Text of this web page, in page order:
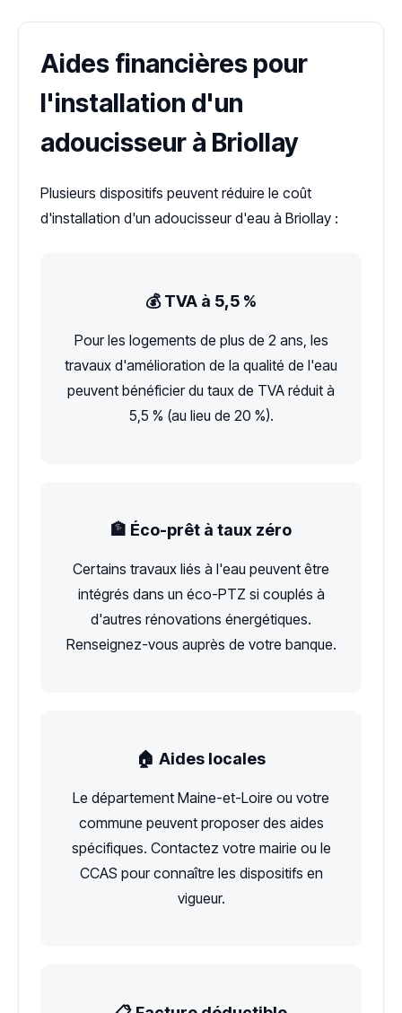
Aides financières pour
l'installation d'un
adoucisseur à Briollay
Plusieurs dispositifs peuvent réduire le coût
d'installation d'un adoucisseur d'eau à Briollay :
💰 TVA à 5,5 %
Pour les logements de plus de 2 ans, les
travaux d'amélioration de la qualité de l'eau
peuvent bénéficier du taux de TVA réduit à
5,5 % (au lieu de 20 %).
🏦 Éco-prêt à taux zéro
Certains travaux liés à l'eau peuvent être
intégrés dans un éco-PTZ si couplés à
d'autres rénovations énergétiques.
Renseignez-vous auprès de votre banque.
🏠 Aides locales
Le département Maine-et-Loire ou votre
commune peuvent proposer des aides
spécifiques. Contactez votre mairie ou le
CCAS pour connaître les dispositifs en
vigueur.